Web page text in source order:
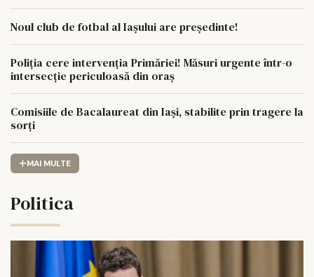
Noul club de fotbal al Iașului are președinte!
Poliția cere intervenția Primăriei! Măsuri urgente într-o
intersecție periculoasă din oraș
Comisiile de Bacalaureat din Iași, stabilite prin tragere la
sorți
MAI MULTE
Politica